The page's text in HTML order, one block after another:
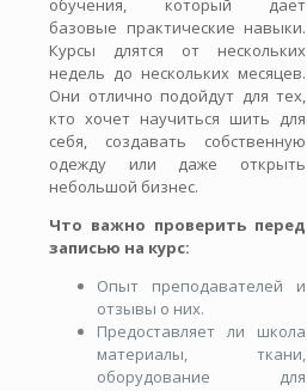
обучения, который дает
базовые практические навыки.
Курсы длятся от нескольких
недель до нескольких месяцев.
Они отлично подойдут для тех,
кто хочет научиться шить для
себя, создавать собственную
одежду или даже открыть
небольшой бизнес.
Что важно проверить перед
записью на курс:
Опыт преподавателей и
отзывы о них.
Предоставляет ли школа
материалы, ткани,
оборудование для